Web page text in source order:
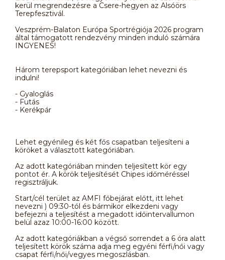
kerül megrendezésre a Csere-hegyen az Alsóörs
Terepfesztivál.
Veszprém-Balaton Európa Sportrégiója 2026 program
által támogatott rendezvény minden induló számára
INGYENES!
Három terepsport kategóriában lehet nevezni és
indulni!
- Gyaloglás
- Futás
- Kerékpár
Lehet egyénileg és két fős csapatban teljesíteni a
köröket a választott kategóriában.
Az adott kategóriában minden teljesített kör egy
pontot ér. A körök teljesítését Chipes időméréssel
regisztráljuk.
Start/cél terület az AMFI főbejárat előtt, itt lehet
nevezni ) 09:30-tól és bármikor elkezdeni vagy
befejezni a teljesítést a megadott időintervallumon
belül azaz 10:00-16:00 között.
Az adott kategóriákban a végső sorrendet a 6 óra alatt
teljesített körök száma adja meg egyéni férfi/női vagy
csapat férfi/női/vegyes megoszlásban.